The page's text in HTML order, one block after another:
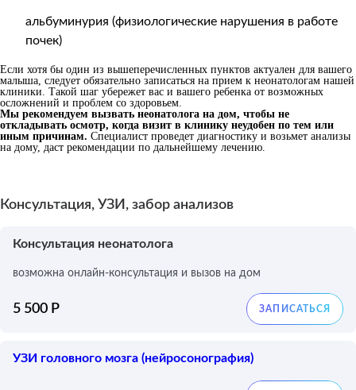
альбуминурия (физиологические нарушения в работе
почек)
Если хотя бы один из вышеперечисленных пунктов актуален для вашего
малыша, следует обязательно записаться на прием к неонатологам нашей
клиники. Такой шаг убережет вас и вашего ребенка от возможных
осложнений и проблем со здоровьем.
Мы рекомендуем вызвать неонатолога на дом, чтобы не
откладывать осмотр, когда визит в клинику неудобен по тем или
иным причинам. Специалист проведет диагностику и возьмет анализы
на дому, даст рекомендации по дальнейшему лечению.
Консультация, УЗИ, забор анализов
Консультация неонатолога
возможна онлайн-консультация и вызов на дом
5 500 Р
УЗИ головного мозга (нейросонография)